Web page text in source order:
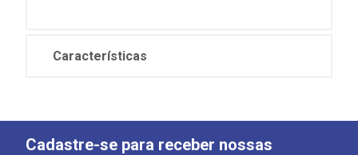
Características
Cadastre-se para receber nossas